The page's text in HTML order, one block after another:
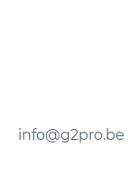
info@g2pro.be